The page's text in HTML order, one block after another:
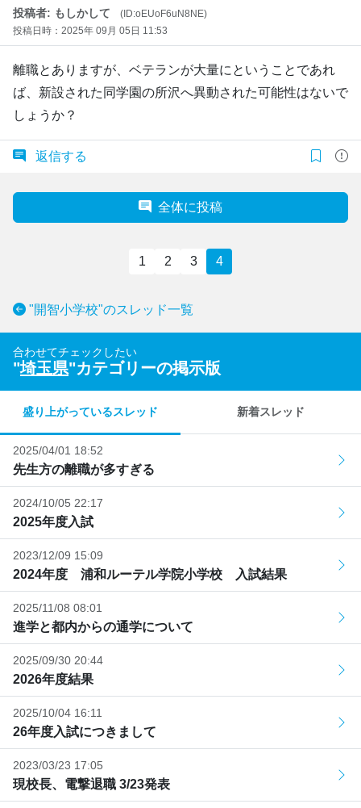
投稿者: もしかして
(ID:oEUoF6uN8NE)
投稿日時：2025年 09月 05日 11:53
離職とありますが、ベテランが大量にということであれ
ば、新設された同学園の所沢へ異動された可能性はないで
しょうか？
返信する
全体に投稿
1 2 3 4
"開智小学校"のスレッド一覧
合わせてチェックしたい
"埼玉県"カテゴリーの掲示版
盛り上がっているスレッド 新着スレッド
2025/04/01 18:52
先生方の離職が多すぎる
2024/10/05 22:17
2025年度入試
2023/12/09 15:09
2024年度 浦和ルーテル学院小学校 入試結果
2025/11/08 08:01
進学と都内からの通学について
2025/09/30 20:44
2026年度結果
2025/10/04 16:11
26年度入試につきまして
2023/03/23 17:05
現校長、電撃退職 3/23発表